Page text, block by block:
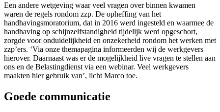
Een andere wetgeving waar veel vragen over binnen kwamen
waren de regels rondom zzp. De opheffing van het
handhavingsmoratorium, dat in 2016 werd ingesteld en waarmee de
handhaving op schijnzelfstandigheid tijdelijk werd opgeschort,
zorgde voor onduidelijkheid en onzekerheid rondom het werken met
zzp’ers. ‘Via onze themapagina informeerden wij de werkgevers
hierover. Daarnaast was er de mogelijkheid live vragen te stellen aan
ons en de Belastingdienst via een webinar. Veel werkgevers
maakten hier gebruik van’, licht Marco toe.
Goede communicatie